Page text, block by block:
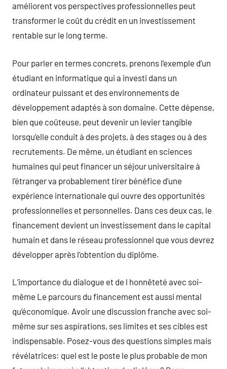
améliorent vos perspectives professionnelles peut
transformer le coût du crédit en un investissement
rentable sur le long terme.
Pour parler en termes concrets, prenons l’exemple d’un
étudiant en informatique qui a investi dans un
ordinateur puissant et des environnements de
développement adaptés à son domaine. Cette dépense,
bien que coûteuse, peut devenir un levier tangible
lorsqu’elle conduit à des projets, à des stages ou à des
recrutements. De même, un étudiant en sciences
humaines qui peut financer un séjour universitaire à
l’étranger va probablement tirer bénéfice d’une
expérience internationale qui ouvre des opportunités
professionnelles et personnelles. Dans ces deux cas, le
financement devient un investissement dans le capital
humain et dans le réseau professionnel que vous devrez
développer après l’obtention du diplôme.
L’importance du dialogue et de l honnêteté avec soi-
même Le parcours du financement est aussi mental
qu’économique. Avoir une discussion franche avec soi-
même sur ses aspirations, ses limites et ses cibles est
indispensable. Posez-vous des questions simples mais
révélatrices: quel est le poste le plus probable de mon